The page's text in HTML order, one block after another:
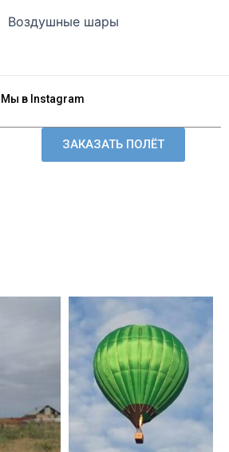
Воздушные шары
Мы в Instagram
ЗАКАЗАТЬ ПОЛЁТ